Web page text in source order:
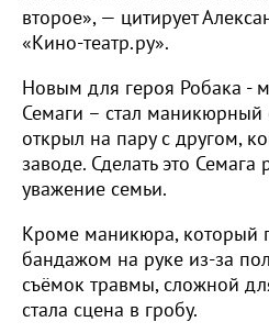
второе», — цитирует
«Кино-театр.ру».
Новым для героя Робака -
Семаги – стал маникюрный
открыл на пару с другом,
заводе. Сделать это
уважение семьи.
Кроме маникюра, который
бандажом на руке из-за
съёмок травмы, сложной
стала сцена в гробу.